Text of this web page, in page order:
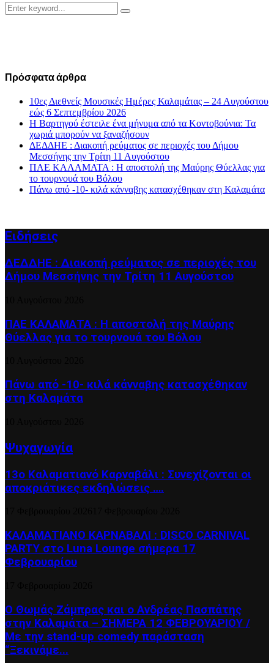
Search
for:
Search
Πρόσφατα άρθρα
10ες Διεθνείς Μουσικές Ημέρες Καλαμάτας – 24 Αυγούστου
εώς 6 Σεπτεμβρίου 2026
Η Βαρτηγού έστειλε ένα μήνυμα από τα Κοντοβούνια: Τα
χωριά μπορούν να ξαναζήσουν
ΔΕΔΔΗΕ : Διακοπή ρεύματος σε περιοχές του Δήμου
Μεσσήνης την Τρίτη 11 Αυγούστου
ΠΑΕ ΚΑΛΑΜΑΤΑ : Η αποστολή της Μαύρης Θύελλας για
το τουρνουά του Βόλου
Πάνω από -10- κιλά κάνναβης κατασχέθηκαν στη Καλαμάτα
Ειδήσεις
ΔΕΔΔΗΕ : Διακοπή ρεύματος σε περιοχές του
Δήμου Μεσσήνης την Τρίτη 11 Αυγούστου
ΠΑΕ ΚΑΛΑΜΑΤΑ : Η αποστολή της Μαύρης
Θύελλας για το τουρνουά του Βόλου
Πάνω από -10- κιλά κάνναβης κατασχέθηκαν
στη Καλαμάτα
Ψυχαγωγία
13ο Καλαματιανό Καρναβάλι : Συνεχίζονται οι
αποκριάτικες εκδηλώσεις ….
ΚΑΛΑΜΑΤΙΑΝΟ ΚΑΡΝΑΒΑΛΙ : DISCO CARNIVAL
PARTY στο Luna Lounge σήμερα 17
Φεβρουαρίου
Ο Θωμάς Ζάμπρας και ο Ανδρέας Πασπάτης
στην Καλαμάτα – ΣΗΜΕΡΑ 12 ΦΕΒΡΟΥΑΡΙΟΥ /
Με την stand-up comedy παράσταση
“Ξεκινάμε...